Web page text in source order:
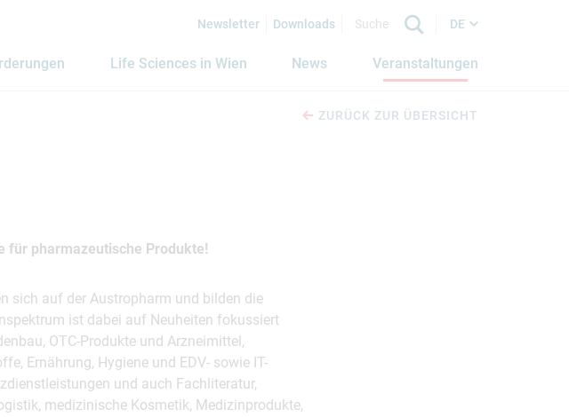
Newsletter Downloads DE
Life Sciences in Wien News Veranstaltungen
ZURÜCK ZUR ÜBERSICHT
für pharmazeutische Produkte!
sich auf der Austropharm und bilden die
ist dabei auf Neuheiten fokussiert
OTC-Produkte und Arzneimittel,
Ernährung, Hygiene und EDV- sowie IT-
und auch Fachliteratur,
medizinische Kosmetik, Medizinprodukte,